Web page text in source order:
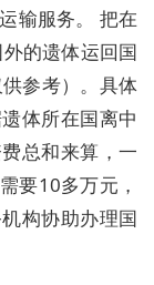
输服务。 把在
的遗体运回国
参考）。具体
体所在国离中
总和来算，一
要10多万元，
构协助办理国